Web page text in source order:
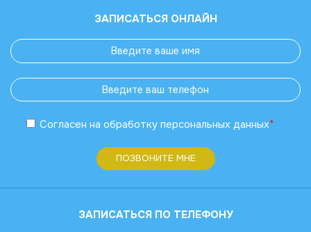
ЗАПИСАТЬСЯ ОНЛАЙН
Согласен на обработку персональных данных*
ПОЗВОНИТЕ МНЕ
ЗАПИСАТЬСЯ ПО ТЕЛЕФОНУ